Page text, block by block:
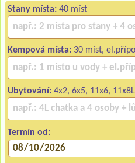
Stany místa: 40 míst
Kempová místa: 30 míst,
Ubytování: 4x2, 6x5, 11x6,
Termín od: